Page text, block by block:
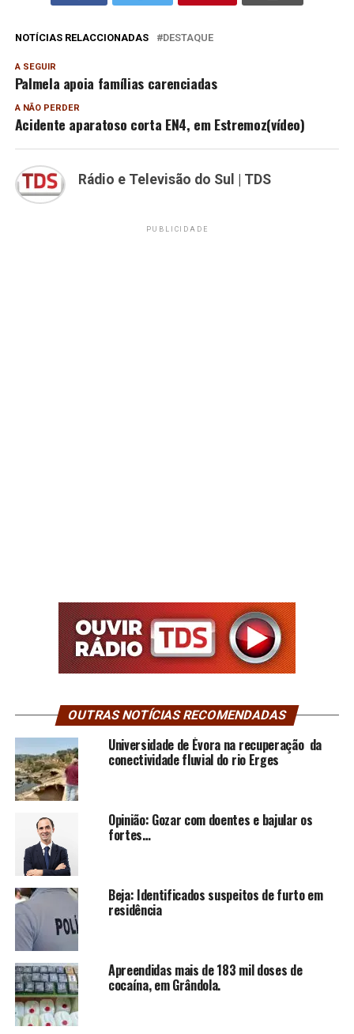
NOTÍCIAS RELACCIONADAS DESTAQUE
A SEGUIR
Palmela apoia famílias carenciadas
A NÃO PERDER
Acidente aparatoso corta EN4, em Estremoz(vídeo)
Rádio e Televisão do Sul | TDS
PUBLICIDADE
OUTRAS NOTÍCIAS RECOMENDADAS
Universidade de Évora na recuperação da
conectividade fluvial do rio Erges
Opinião: Gozar com doentes e bajular os
fortes…
Beja: Identificados suspeitos de furto em
residência
Apreendidas mais de 183 mil doses de
cocaína, em Grândola.